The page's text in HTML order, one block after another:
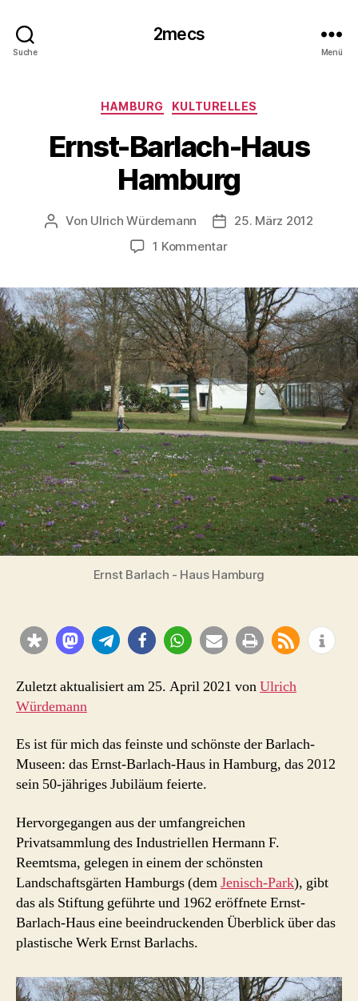
Suche
2mecs
Menü
Kategorien
HAMBURG KULTURELLES
Ernst-Barlach-Haus
Hamburg
Beitragsautor
Von Ulrich Würdemann Beitragsdatum
25. März 2012
1 Kommentarzu
Haus
Hamburg
Ernst Barlach - Haus Hamburg
Zuletzt aktualisiert am 25. April 2021 vonUlrich
Würdemann
Es ist für mich das feinste und schönste der Barlach-
Museen: das Ernst-Barlach-Haus in Hamburg, das 2012
sein 50-jähriges Jubiläum feierte.
Hervorgegangen aus der umfangreichen
Privatsammlung des Industriellen Hermann F.
Reemtsma, gelegen in einem der schönsten
Landschaftsgärten Hamburgs (demJenisch-Park), gibt
das als Stiftung geführte und 1962 eröffnete Ernst-
Barlach-Haus eine beeindruckenden Überblick über das
plastische Werk Ernst Barlachs.